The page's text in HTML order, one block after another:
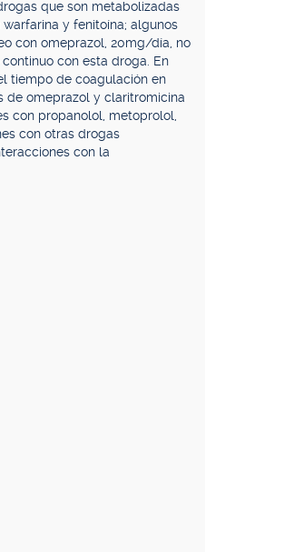
que son metabolizadas
y fenitoína; algunos
con omeprazol, 20mg/día, no
con esta droga. En
tiempo de coagulación en
de omeprazol y claritromicina
con propanolol, metoprolol,
con otras drogas
con la